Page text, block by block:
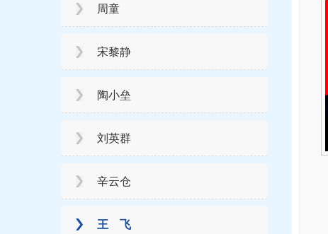
周童
宋黎静
陶小垒
刘英群
辛云仓
王 飞